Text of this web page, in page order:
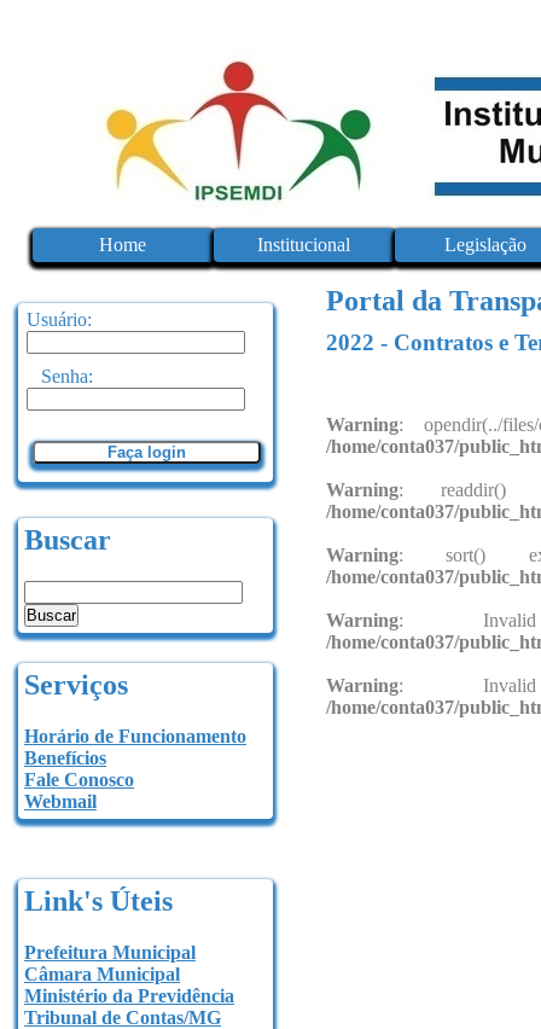
Home Institucional Legislação
Usuário:
Senha:
Faça login
Buscar
Serviços
Horário de Funcionamento
Benefícios
Fale Conosco
Webmail
Link's Úteis
Prefeitura Municipal
Câmara Municipal
Ministério da Previdência
Tribunal de Contas/MG
Portal da
2022 - Contratos e
Warning: opendir(../
/home/conta037/
Warning: readdir()
/home/conta037/
Warning: sort()
/home/conta037/
Warning:
/home/conta037/
Warning:
/home/conta037/